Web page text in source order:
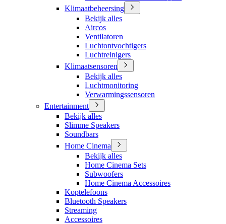
Klimaatbeheersing
Bekijk alles
Aircos
Ventilatoren
Luchtontvochtigers
Luchtreinigers
Klimaatsensoren
Bekijk alles
Luchtmonitoring
Verwarmingssensoren
Entertainment
Bekijk alles
Slimme Speakers
Soundbars
Home Cinema
Bekijk alles
Home Cinema Sets
Subwoofers
Home Cinema Accessoires
Koptelefoons
Bluetooth Speakers
Streaming
Accessoires